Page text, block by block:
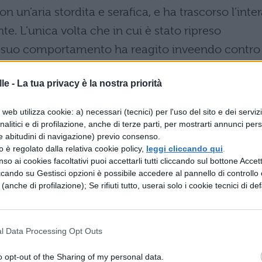
- La tua privacy è la nostra priorità
utilizza cookie: a) necessari (tecnici) per l'uso del sito e dei
e di profilazione, anche di terze parti, per mostrarti annunci
abitudini di navigazione) previo consenso.
è regolato dalla relativa cookie policy, leggi cliccando qui
ai cookies facoltativi puoi accettarli tutti cliccando sul bottone
su Gestisci opzioni è possibile accedere al pannello di controllo
di profilazione); Se rifiuti tutto, userai solo i cookie tecnici di
Data Processing Opt Outs
opt-out of the Sharing of my personal data.
un’aria stordita e serafica, e ha trascorso
L’unica volta che in cui è stato ripreso
comportamento ha reagito inveendo contro
di un treno che ha fischiato nella notte
creduto pazzo e portato con una camicia di
continua ad imitare il fischio del treno e a
Qui neanche i medici riescono a fornire una
della sua rabbia esplosa, così si limitano a
cerebrale.
LA VERITÀ SU BELLUCA E
la narrazione a ritroso, si inserisce la voce